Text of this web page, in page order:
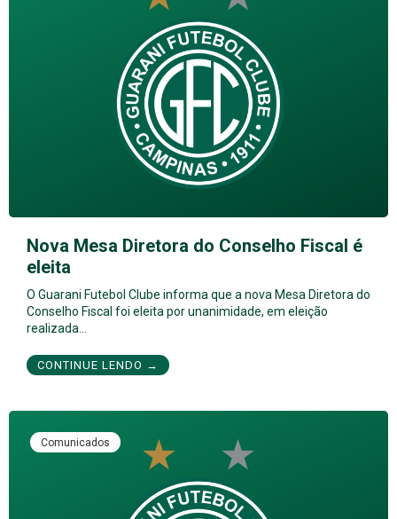
Nova Mesa Diretora do Conselho Fiscal é
eleita
O Guarani Futebol Clube informa que a nova Mesa Diretora do
Conselho Fiscal foi eleita por unanimidade, em eleição
realizada…
CONTINUE LENDO →
Comunicados